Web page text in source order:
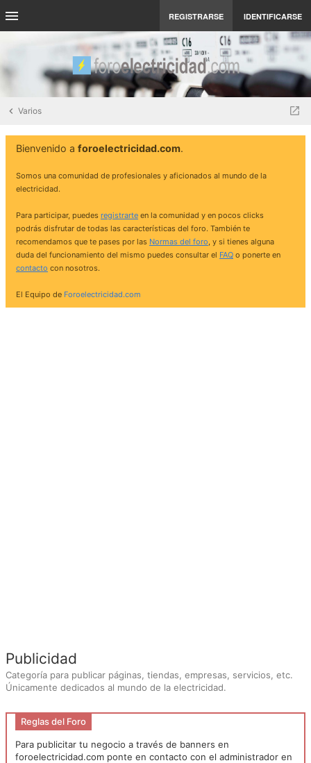
REGISTRARSE IDENTIFICARSE
Varios
Bienvenido a foroelectricidad.com.
Somos una comunidad de profesionales y aficionados al mundo de la
electricidad.
Para participar, puedes registrarte en la comunidad y en pocos clicks
podrás disfrutar de todas las características del foro. También te
recomendamos que te pases por las Normas del foro, y si tienes alguna
duda del funcionamiento del mismo puedes consultar el FAQ o ponerte en
contacto con nosotros.
El Equipo de Foroelectricidad.com
Publicidad
Categoría para publicar páginas, tiendas, empresas, servicios, etc.
Únicamente dedicados al mundo de la electricidad.
Reglas del Foro
Para publicitar tu negocio a través de banners en
foroelectricidad.com ponte en contacto con el administrador en